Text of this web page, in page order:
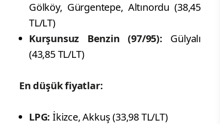
Gölköy, Gürgentepe, Altınordu (38,45
TL/LT)
Kurşunsuz Benzin (97/95): Gülyalı
(43,85 TL/LT)
En düşük fiyatlar:
LPG: İkizce, Akkuş (33,98 TL/LT)